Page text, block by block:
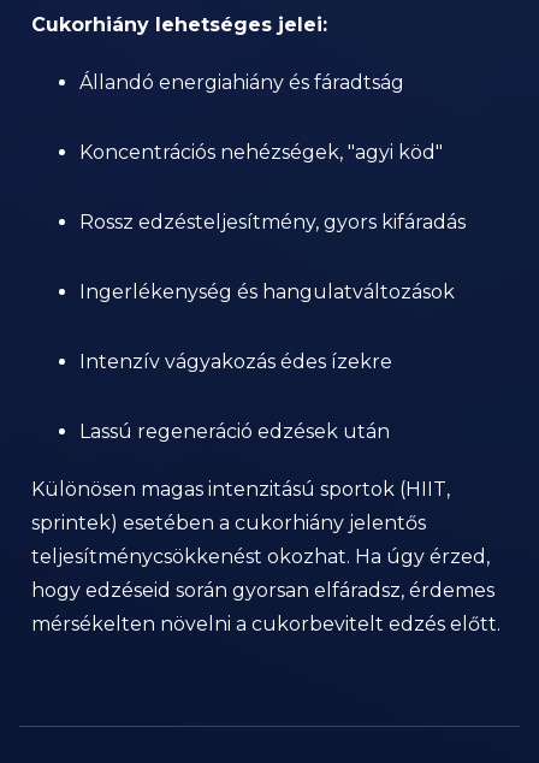
Cukorhiány lehetséges jelei:
Állandó energiahiány és fáradtság
Koncentrációs nehézségek, "agyi köd"
Rossz edzésteljesítmény, gyors kifáradás
Ingerlékenység és hangulatváltozások
Intenzív vágyakozás édes ízekre
Lassú regeneráció edzések után
Különösen magas intenzitású sportok (HIIT,
sprintek) esetében a cukorhiány jelentős
teljesítménycsökkenést okozhat. Ha úgy érzed,
hogy edzéseid során gyorsan elfáradsz, érdemes
mérsékelten növelni a cukorbevitelt edzés előtt.